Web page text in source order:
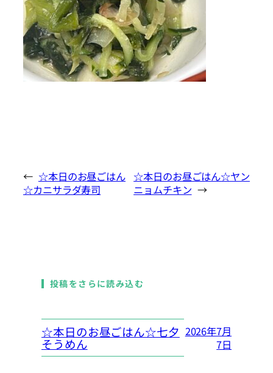
← ☆本日のお昼ごはん
☆カニサラダ寿司
☆本日のお昼ごはん☆ヤン
ニョムチキン →
投稿をさらに読み込む
☆本日のお昼ごはん☆七夕
そうめん
2026年7月
7日